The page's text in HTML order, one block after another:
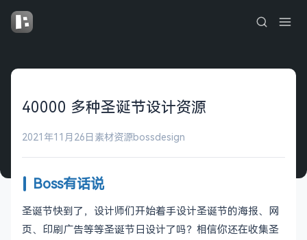
40000 多种圣诞节设计资源
2021年11月26日 素材资源bossdesign
Boss有话说
圣诞节快到了，设计师们开始着手设计圣诞节的海报、网
页、印刷广告等等圣诞节日设计了吗？相信你还在收集圣